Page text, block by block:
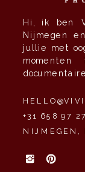
NIJMEGEN,
+31 658 97
Hi, ik ben
Nijmegen
jullie met